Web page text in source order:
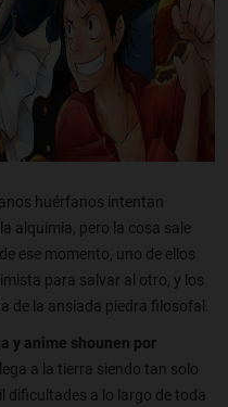
huérfanos intentan
alquimia, pero la cosa sale
ese momento, uno de ellos
para salvar al otro, y los
de la ansiada piedra filosofal.
y anime shounen por
a la tierra siendo tan solo
dificultades a lo largo de toda